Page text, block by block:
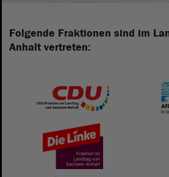
Folgende Fraktionen sind im
Anhalt vertreten: